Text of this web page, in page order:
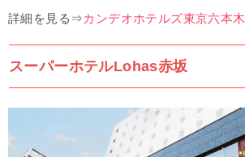
詳細を見る⇒カンデオホテルズ東京六本木
スーパーホテルLohas赤坂